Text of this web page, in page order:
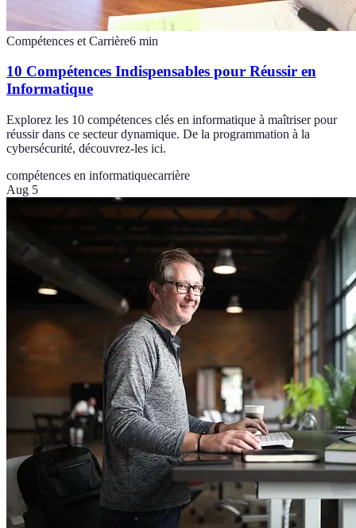
Compétences et Carrière6 min
10 Compétences Indispensables pour Réussir en
Informatique
Explorez les 10 compétences clés en informatique à maîtriser pour
réussir dans ce secteur dynamique. De la programmation à la
cybersécurité, découvrez-les ici.
compétences en informatiquecarrière
Aug 5